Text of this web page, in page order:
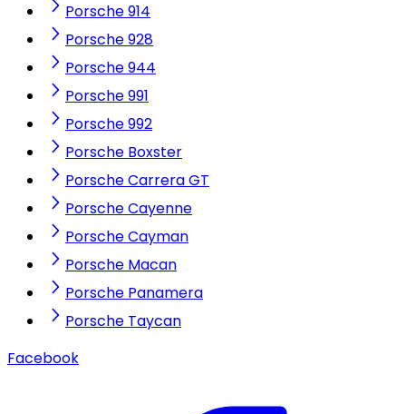
Porsche 914
Porsche 928
Porsche 944
Porsche 991
Porsche 992
Porsche Boxster
Porsche Carrera GT
Porsche Cayenne
Porsche Cayman
Porsche Macan
Porsche Panamera
Porsche Taycan
Facebook